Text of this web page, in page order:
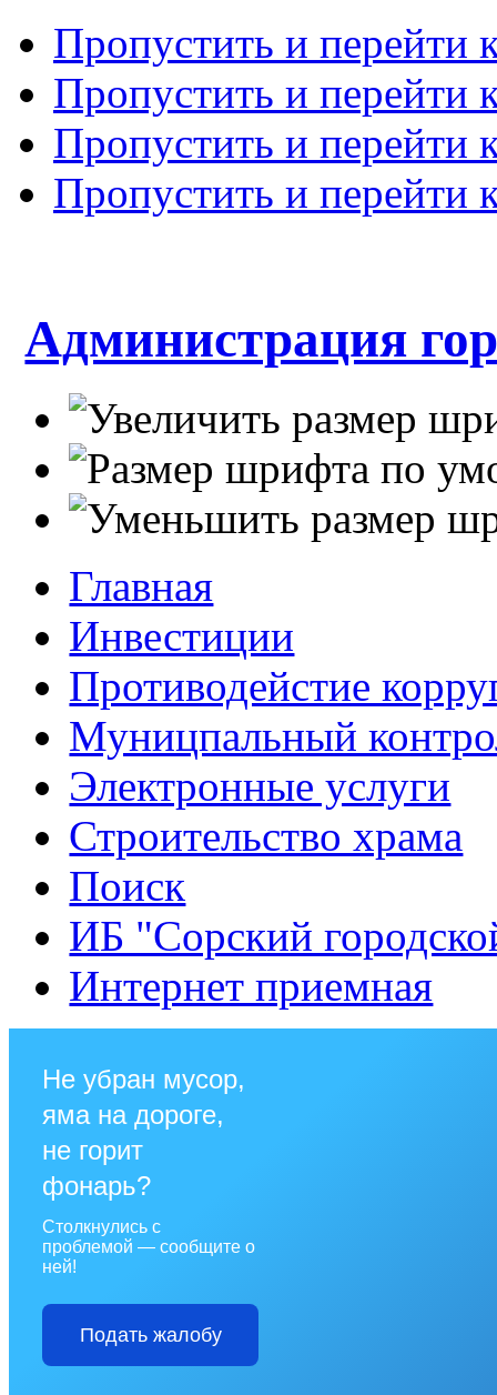
Пропустить и перейти
Пропустить и перейти
Пропустить и перейти
Пропустить и перейти
Администрация
Главная
Инвестиции
Противодейстие
Муницпальный
Электронные услуги
Строительство храма
Поиск
ИБ "Сорский
Интернет приемная
Не убран мусор,
яма на дороге,
не горит
фонарь?
Столкнулись с
проблемой — сообщите о
ней!
Подать жалобу